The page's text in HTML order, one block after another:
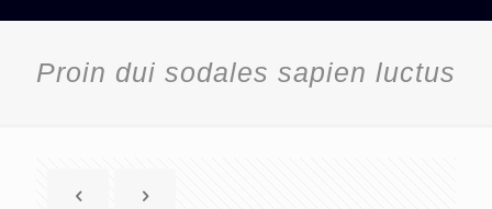
Proin dui sodales sapien luctus